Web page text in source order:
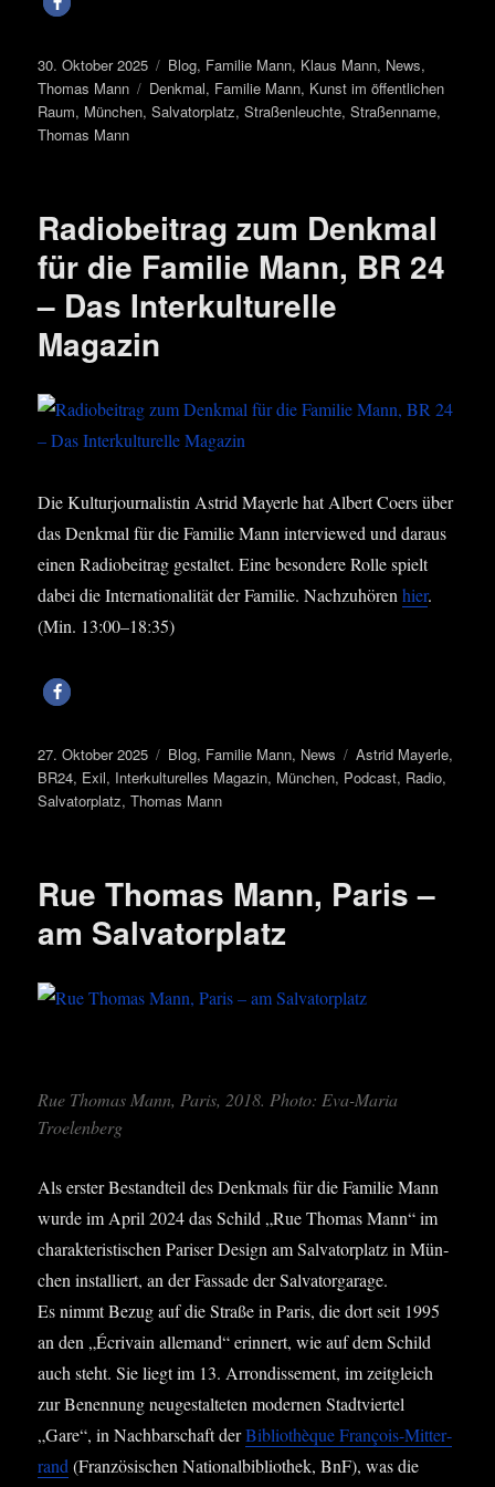
Veröffentlicht
am
30. Oktober 2025 Kategorien
Blog, Familie Mann, Klaus Mann, News,
Thomas Mann
Schlagwörter
Denkmal, Familie Mann, Kunst im öffentlichen
Raum, München,Salvatorplatz,Straßenleuchte,Straßenname,
Thomas Mann
Radiobeitrag zum Denkmal
für die Familie Mann, BR 24
– Das Interkulturelle
Magazin
Die Kul­tur­jour­na­lis­tin Astrid May­er­le hat Albert Coers über
das Denk­mal für die Fami­lie Mann inter­view­ed und dar­aus
einen Radio­bei­trag gestal­tet. Eine beson­de­re Rol­le spielt
dabei die Inter­na­tio­na­li­tät der Fami­lie. Nach­zu­hö­renhier.
(Min. 13:00–18:35)
Veröffentlicht
am
27. Oktober 2025 Kategorien
Blog, Familie Mann, News Schlagwörter
Astrid Mayerle,
BR24, Exil, Interkulturelles Magazin, München, Podcast, Radio,
Salvatorplatz,Thomas Mann
Rue Thomas Mann, Paris –
am Salvatorplatz
Rue Tho­mas Mann, Paris, 2018. Pho­to: Eva-Maria
Troelenberg
Als ers­ter Bestand­teil des Denk­mals für die Fami­lie Mann
wur­de im April 2024 das Schild „Rue Tho­mas Mann“ im
cha­rak­te­ris­ti­schen Pari­ser Design am Sal­va­tor­platz in Mün­
chen instal­liert, an der Fas­sa­de der Sal­vat­or­ga­ra­ge.
Es nimmt Bezug auf die Stra­ße in Paris, die dort seit 1995
an den „Écri­vain alle­mand“ erin­nert, wie auf dem Schild
auch steht. Sie liegt im 13. Arron­dis­se­ment, im zeit­gleich
zur Benen­nung neu­ge­stal­te­ten moder­nen Stadt­vier­tel
„Gare“, in Nach­bar­schaft derBiblio­t­hè­que Fran­çois-Mit­ter­
rand (Fran­zö­si­schen Natio­nal­bi­blio­thek, BnF), was die